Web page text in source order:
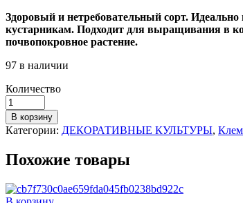
Здоровый и нетребовательный сорт.
кустарникам. Подходит для выращивания в
почвопокровное растение.
97 в наличии
Количество
В корзину
Категории: ДЕКОРАТИВНЫЕ КУЛЬТУРЫ,
Похожие товары